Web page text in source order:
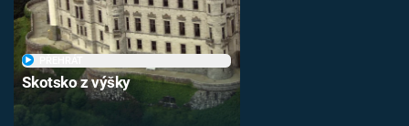
Skotsko z výšky